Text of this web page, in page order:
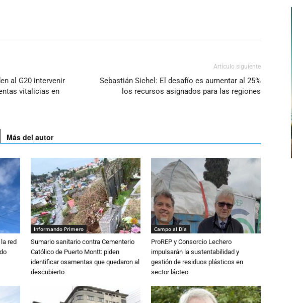
al G20 intervenir
vitalicias en
Artículo siguiente
Sebastián Sichel: El desafío es aumentar al 25%
los recursos asignados para las regiones
Más del autor
red
Informando Primero
Sumario sanitario contra Cementerio
Católico de Puerto Montt: piden
identificar osamentas que quedaron al
descubierto
Campo al Día
ProREP y Consorcio Lechero
impulsarán la sustentabilidad y
gestión de residuos plásticos en
sector lácteo